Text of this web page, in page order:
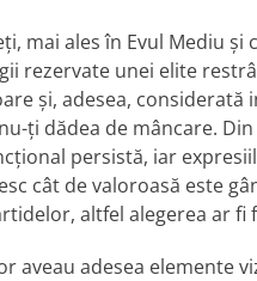
mai ales în Evul Mediu și
rezervate unei elite
și, adesea, considerată
ți dădea de mâncare.
persistă, iar
cât de valoroasă este
altfel alegerea ar fi
aveau adesea elemente